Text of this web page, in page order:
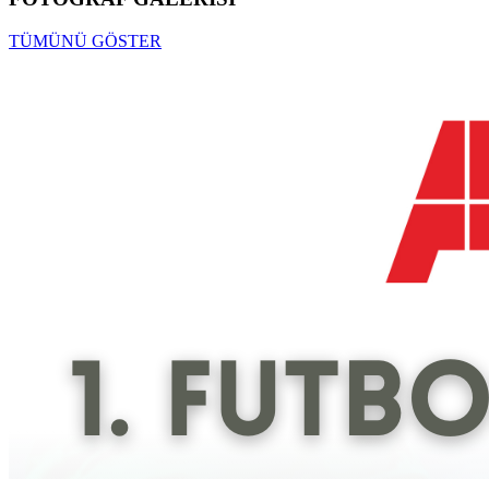
TÜMÜNÜ GÖSTER